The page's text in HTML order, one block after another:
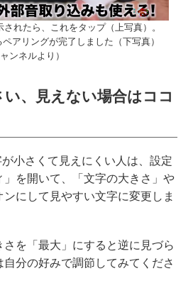
れたら、これをタップ（上写真）。
アリングが完了しました（下写真）
ンネルより）
い、見えない場合はココ
小さくて見えにくい人は、設定
を開いて、「文字の大きさ」や
ンにして見やすい文字に変更しま
さを「最大」にすると逆に見づら
自分の好みで調節してみてくださ